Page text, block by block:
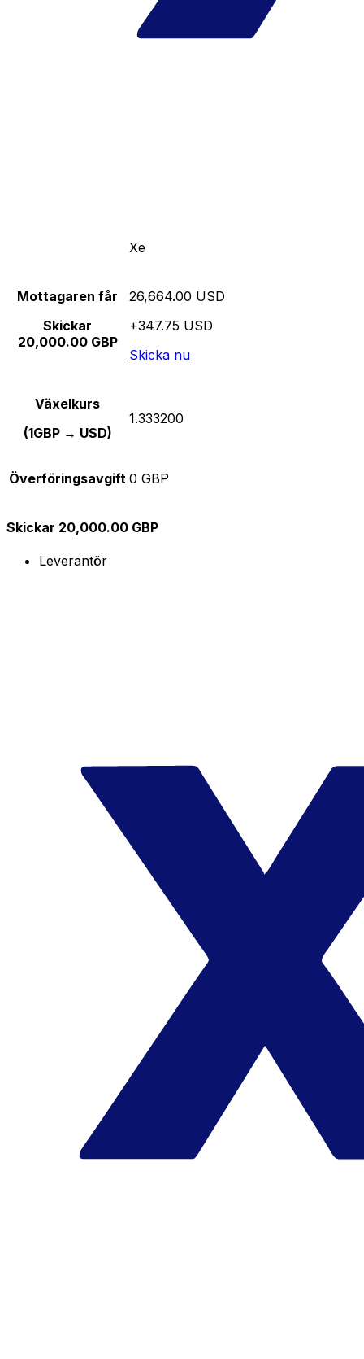
Xe
Mottagaren får
Skickar
20,000.00 GBP
26,664.00 USD
+347.75 USD
Skicka nu
Växelkurs
(1GBP → USD)
1.333200
Överföringsavgift 0 GBP
Skickar 20,000.00 GBP
Leverantör